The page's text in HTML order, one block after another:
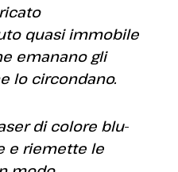
quasi immobile
emanano gli
lo circondano.
di colore blu-
e riemette le